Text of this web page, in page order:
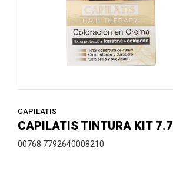
CAPILATIS
CAPILATIS TINTURA KIT 7.7
00768 7792640008210